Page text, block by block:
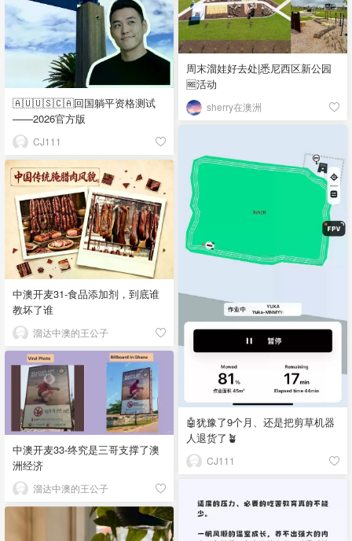
周末溜娃好去处|悉尼西区新公园
🆓活动
sherry在澳洲
🇦🇺🇺🇸🇨🇦回国躺平资格测试
——2026官方版
CJ111
🤖犹豫了9个月、还是把剪草机器
人退货了🪴
CJ111
中澳开麦31-食品添加剂，到底谁
教坏了谁
溜达中澳的王公子
中澳开麦33-终究是三哥支撑了澳
洲经济
溜达中澳的王公子